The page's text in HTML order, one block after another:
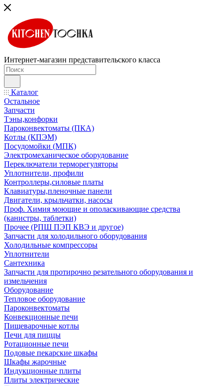
Интернет-магазин представительского класса
Каталог
Остальное
Запчасти
Тэны,конфорки
Пароконвектоматы (ПКА)
Котлы (КПЭМ)
Посудомойки (МПК)
Электромеханическое оборудование
Переключатели терморегуляторы
Уплотнители, профили
Контроллеры,силовые платы
Клавиатуры,пленочные панели
Двигатели, крыльчатки, насосы
Проф. Химия моющие и ополаскивающие средства
(канистры, таблетки)
Прочее (РПШ ПЭП КВЭ и другое)
Запчасти для холодильного оборудования
Холодильные компрессоры
Уплотнители
Сантехника
Запчасти для протирочно резательного оборудования и
измельчения
Оборудование
Тепловое оборудование
Пароконвектоматы
Конвекционные печи
Пищеварочные котлы
Печи для пиццы
Ротационные печи
Подовые пекарские шкафы
Шкафы жарочные
Индукционные плиты
Плиты электрические